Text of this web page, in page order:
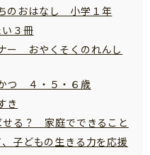
のおはなし 小学１年
３冊
ー おやくそくのれんし
つ ４・５・６歳
き
せる？ 家庭でできること
子どもの生きる力を応援